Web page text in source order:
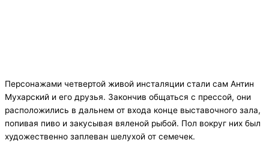
Персонажами четвертой живой инсталяции стали сам Антин
Мухарский и его друзья. Закончив общаться с прессой, они
расположились в дальнем от входа конце выставочного зала,
попивая пиво и закусывая вяленой рыбой. Пол вокруг них был
художественно заплеван шелухой от семечек.